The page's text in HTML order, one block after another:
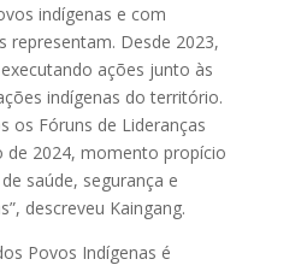
indígenas e com
representam. Desde 2023,
ações junto às
indígenas do território.
os Fóruns de Lideranças
de 2024, momento propício
saúde, segurança e
descreveu Kaingang.
Povos Indígenas é